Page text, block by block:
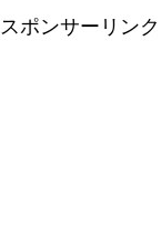
スポンサーリンク